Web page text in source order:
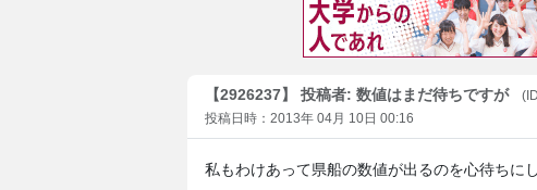
【2926237】 投稿者: 数値はまだ待ちですが
投稿日時：2013年 04月 10日 00:16
私もわけあって県船の数値が出るのを心待ちに